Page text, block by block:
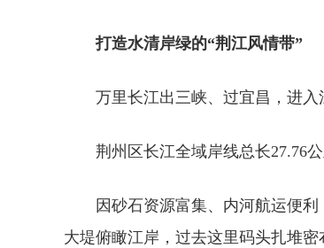
打造水清岸绿的“荆江风情带”
万里长江出三峡、过宜昌，进入
荆州区长江全域岸线总长27.76
因砂石资源富集、内河航运便
大堤俯瞰江岸，过去这里码头扎堆